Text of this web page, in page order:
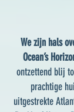
We zijn hals
Ocean’s
ontzettend blij
prachtige
uitgestrekte